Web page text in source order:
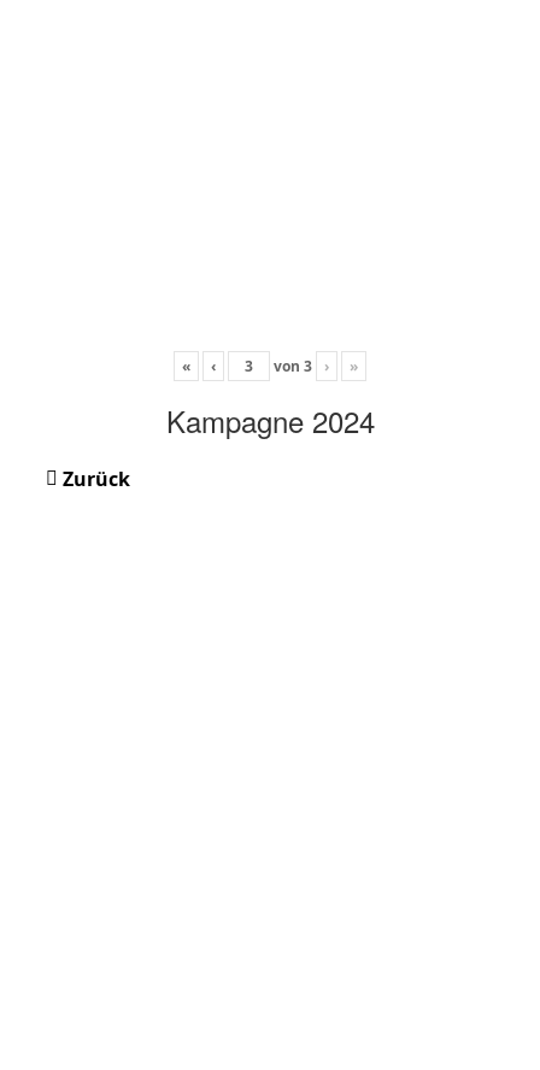
« ‹ von 3 › »
Kampagne 2024
Zurück